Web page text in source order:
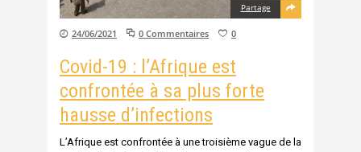
Partage
24/06/2021 0 Commentaires 0
Covid-19 : l’Afrique est
confrontée à sa plus forte
hausse d’infections
L’Afrique est confrontée à une troisième vague de la